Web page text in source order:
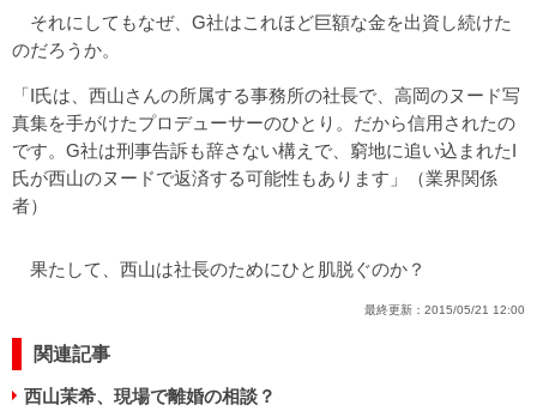
それにしてもなぜ、G社はこれほど巨額な金を出資し続けた
のだろうか。
「I氏は、西山さんの所属する事務所の社長で、高岡のヌード写
真集を手がけたプロデューサーのひとり。だから信用されたの
です。G社は刑事告訴も辞さない構えで、窮地に追い込まれたI
氏が西山のヌードで返済する可能性もあります」（業界関係
者）
果たして、西山は社長のためにひと肌脱ぐのか？
最終更新： 2015/05/21 12:00
関連記事
西山茉希、現場で離婚の相談？